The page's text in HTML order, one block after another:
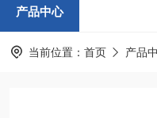
产品中心
当前位置： 首页 产品